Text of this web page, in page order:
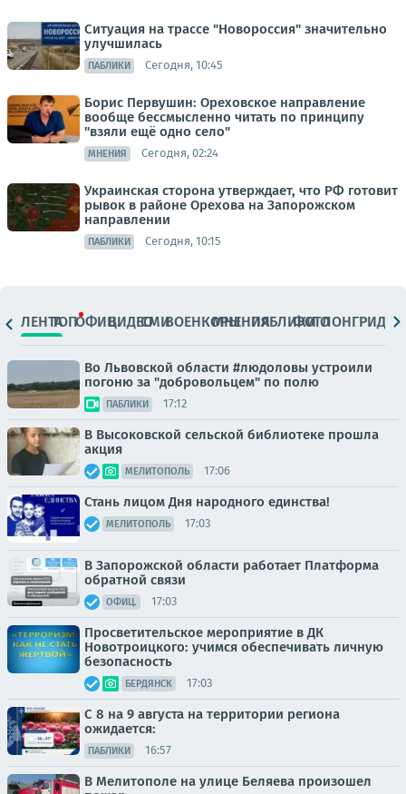
Ситуация на трассе "Новороссия" значительно
улучшилась
ПАБЛИКИ Сегодня, 10:45
Борис Первушин: Ореховское направление
вообще бессмысленно читать по принципу
"взяли ещё одно село"
МНЕНИЯ Сегодня, 02:24
Украинская сторона утверждает, что РФ готовит
рывок в районе Орехова на Запорожском
направлении
ПАБЛИКИ Сегодня, 10:15
ЛЕНТАТОПОФИЦ.ВИДЕОСМИВОЕНКОРЫМНЕНИЯПАБЛИКИ
ФОТОЛОНГРИДЫ
Во Львовской области #людоловы устроили
погоню за "добровольцем" по полю
ПАБЛИКИ 17:12
В Высоковской сельской библиотеке прошла
акция
МЕЛИТОПОЛЬ 17:06
Стань лицом Дня народного единства!
МЕЛИТОПОЛЬ 17:03
В Запорожской области работает Платформа
обратной связи
ОФИЦ. 17:03
Просветительское мероприятие в ДК
Новотроицкого: учимся обеспечивать личную
безопасность
БЕРДЯНСК 17:03
С 8 на 9 августа на территории региона
ожидается:
ПАБЛИКИ 16:57
В Мелитополе на улице Беляева произошел